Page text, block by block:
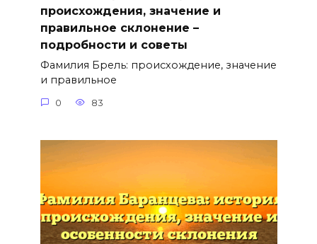
происхождения, значение и
правильное склонение –
подробности и советы
Фамилия Брель: происхождение, значение
и правильное
0 83